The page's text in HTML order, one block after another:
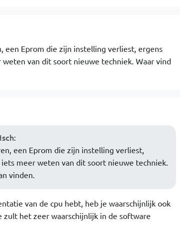
een Eprom die zijn instelling verliest, ergens
van dit soort nieuwe techniek. Waar vind
:
een Eprom die zijn instelling verliest,
meer weten van dit soort nieuwe techniek.
vinden.
van de cpu hebt, heb je waarschijnlijk ook
zult het zeer waarschijnlijk in de software